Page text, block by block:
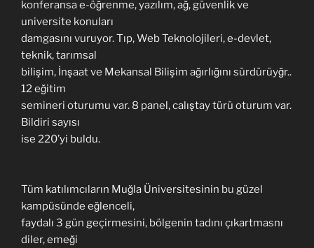
konferansa e-öğrenme, yazılım, ağ, güvenlik ve
universite konuları
damgasını vuruyor. Tıp, Web Teknolojileri, e-devlet,
teknik, tarımsal
bilişim, İnşaat ve Mekansal Bilişim ağırlığını sürdürüyğr..
12 eğitim
semineri oturumu var. 8 panel, calıştay türü oturum var.
Bildiri sayısı
ise 220’yi buldu.
Tüm katılımcıların Muğla Üniversitesinin bu güzel
kampüsünde eğlenceli,
faydalı 3 gün geçirmesini, bölgenin tadını çıkartmasnı
diler, emeği